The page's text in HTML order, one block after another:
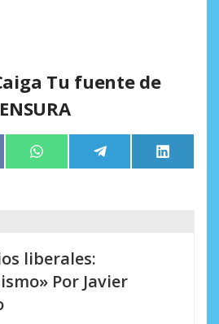
Tu fuente de
Compartir
en
WhatsApp Compartir
en
Telegram
en
LinkedIn
liberales:
Por Javier